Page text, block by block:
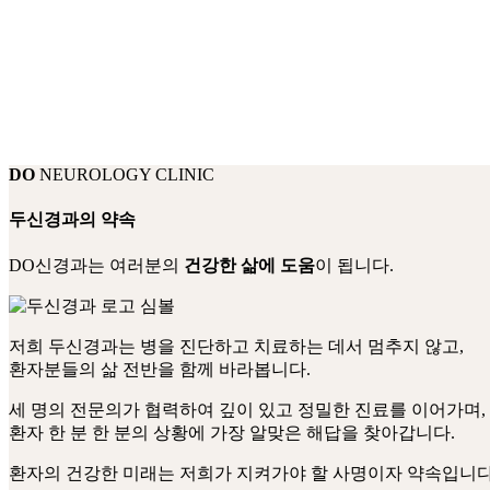
DO NEUROLOGY CLINIC
두신경과의 약속
DO신경과는 여러분의 건강한 삶에 도움이 됩니다.
저희 두신경과는 병을 진단하고 치료하는 데서 멈추지 않고,
환자분들의 삶 전반을 함께 바라봅니다.
세 명의 전문의가 협력하여 깊이 있고 정밀한 진료를 이어가며,
환자 한 분 한 분의 상황에 가장 알맞은 해답을 찾아갑니다.
환자의 건강한 미래는 저희가 지켜가야 할 사명이자 약속입니